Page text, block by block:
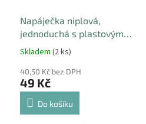
Napáječka niplová,
jednoduchá s plastovým
kloboučkem, bez pružiny a
těsnění, 3 dílný
Skladem (2 ks)
40,50 Kč bez DPH
49 Kč
Do košíku